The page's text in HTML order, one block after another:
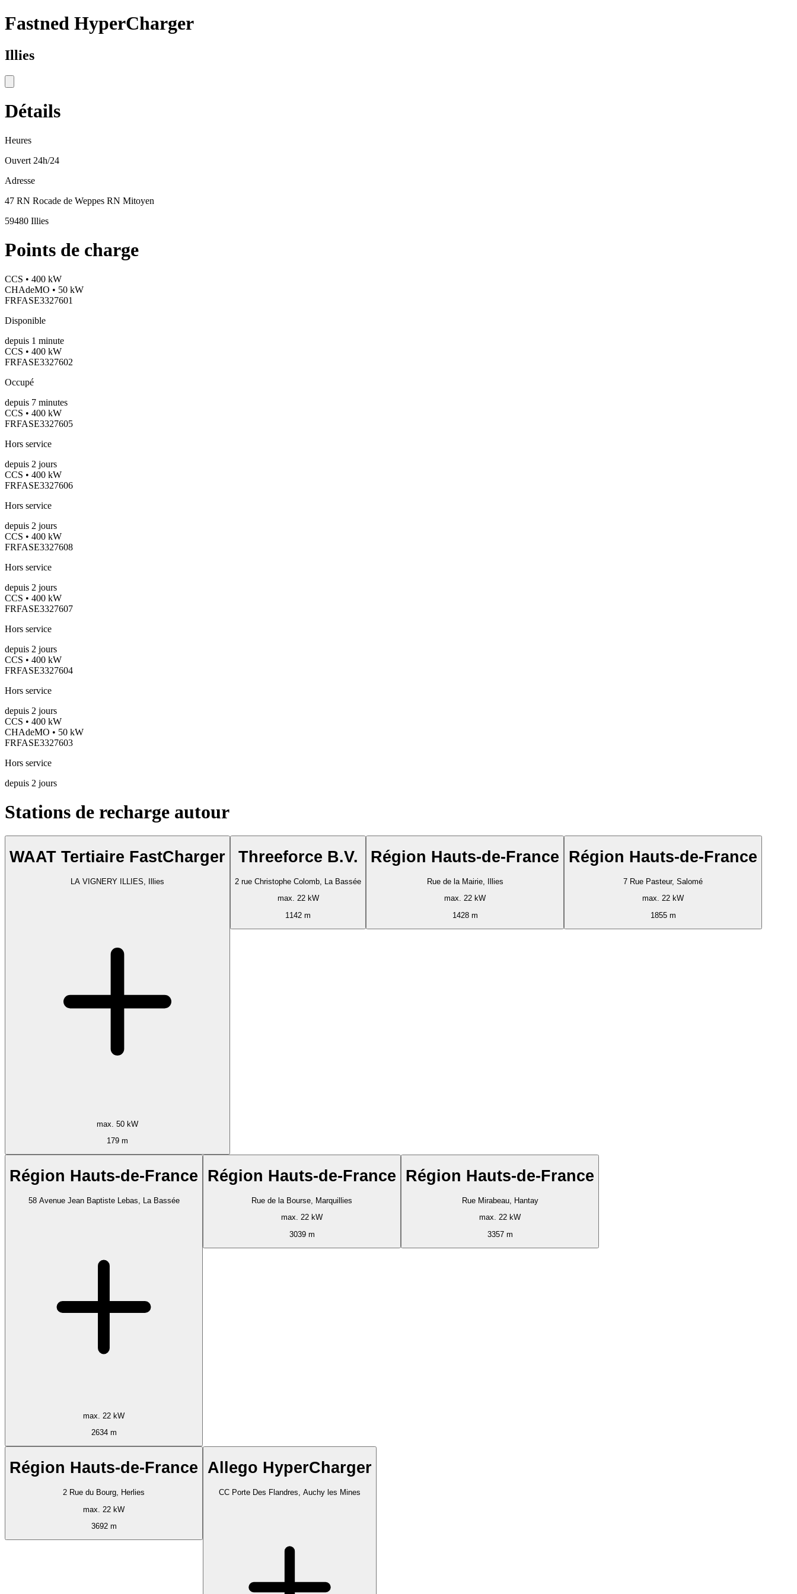
Fastned HyperCharger
Illies
Détails
Heures
Ouvert 24h/24
Adresse
47 RN Rocade de Weppes RN Mitoyen
59480 Illies
Points de charge
CCS • 400 kW
CHAdeMO • 50 kW
FRFASE3327601
Disponible
depuis 1 minute
CCS • 400 kW
FRFASE3327602
Occupé
depuis 7 minutes
CCS • 400 kW
FRFASE3327605
Hors service
depuis 2 jours
CCS • 400 kW
FRFASE3327606
Hors service
depuis 2 jours
CCS • 400 kW
FRFASE3327608
Hors service
depuis 2 jours
CCS • 400 kW
FRFASE3327607
Hors service
depuis 2 jours
CCS • 400 kW
FRFASE3327604
Hors service
depuis 2 jours
CCS • 400 kW
CHAdeMO • 50 kW
FRFASE3327603
Hors service
depuis 2 jours
Stations de recharge autour
WAAT Tertiaire FastCharger
LA VIGNERY ILLIES, Illies
max. 50 kW
179 m
Threeforce B.V.
2 rue Christophe Colomb, La Bassée
max. 22 kW
1142 m
Région Hauts-de-France
Rue de la Mairie, Illies
max. 22 kW
1428 m
Région Hauts-de-France
7 Rue Pasteur, Salomé
max. 22 kW
1855 m
Région Hauts-de-France
58 Avenue Jean Baptiste Lebas, La Bassée
max. 22 kW
2634 m
Région Hauts-de-France
Rue de la Bourse, Marquillies
max. 22 kW
3039 m
Région Hauts-de-France
Rue Mirabeau, Hantay
max. 22 kW
3357 m
Région Hauts-de-France
2 Rue du Bourg, Herlies
max. 22 kW
3692 m
Allego HyperCharger
CC Porte Des Flandres, Auchy les Mines